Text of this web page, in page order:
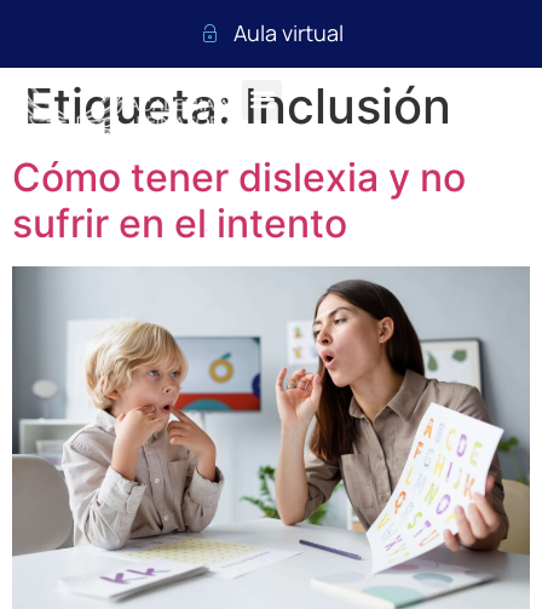
Aula virtual
Etiqueta: Inclusión
Cómo tener dislexia y no
sufrir en el intento